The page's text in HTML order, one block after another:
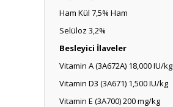
Ham Kül 7,5% Ham
Selüloz 3,2%
Besleyici İlaveler
Vitamin A (3A672A) 18,000 IU/kg
Vitamin D3 (3A671) 1,500 IU/kg
Vitamin E (3A700) 200 mg/kg